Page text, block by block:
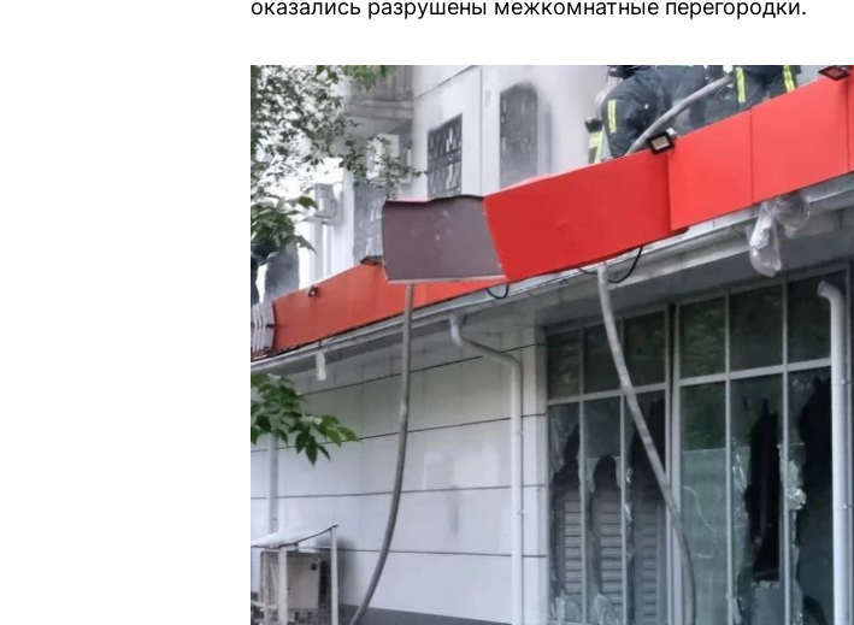
оказались разрушены межкомнатные перегородки.